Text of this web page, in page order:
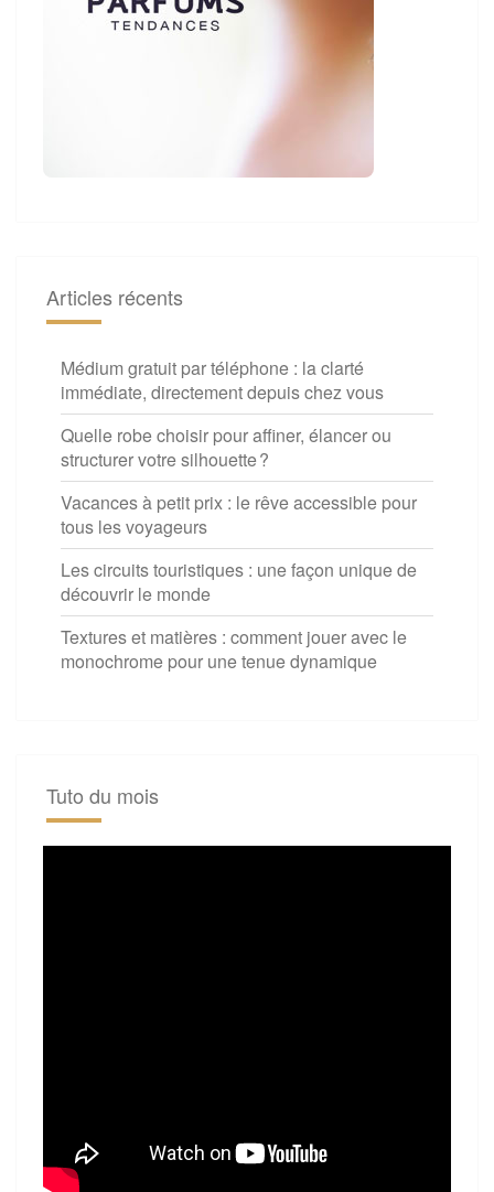
Articles récents
Médium gratuit par téléphone : la clarté
immédiate, directement depuis chez vous
Quelle robe choisir pour affiner, élancer ou
structurer votre silhouette ?
Vacances à petit prix : le rêve accessible pour
tous les voyageurs
Les circuits touristiques : une façon unique de
découvrir le monde
Textures et matières : comment jouer avec le
monochrome pour une tenue dynamique
Tuto du mois